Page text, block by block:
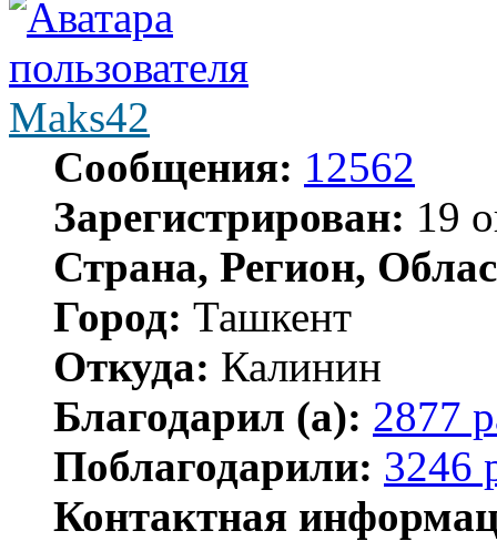
Maks42
Сообщения: 12562
Зарегистрирован: 19
Страна, Регион,
Город: Ташкент
Откуда: Калинин
Благодарил (а): 2877
Поблагодарили: 3246
Контактная